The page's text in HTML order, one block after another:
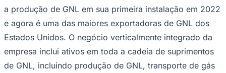
Fórmula 1
UFC
Tênis (ATP)
MLB
NHL
Atletismo
Vôlei
a produção de GNL em sua primeira instalação em 2022
e agora é uma das maiores exportadoras de GNL dos
Estados Unidos. O negócio verticalmente integrado da
empresa inclui ativos em toda a cadeia de suprimentos
de GNL, incluindo produção de GNL, transporte de gás